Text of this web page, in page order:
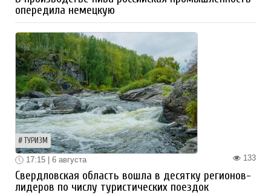
опередила немецкую
ТУРИЗМ
133
17:15 | 6 августа
Свердловская область вошла в десятку регионов-
лидеров по числу туристических поездок